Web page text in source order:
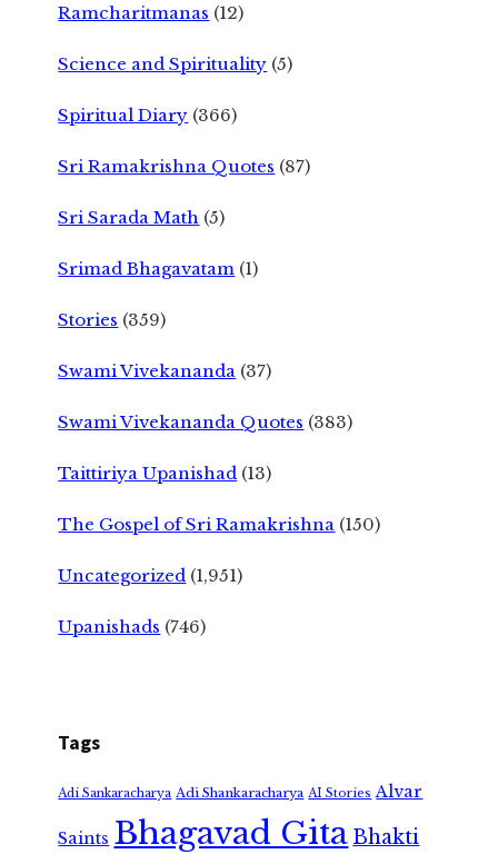
Ramcharitmanas (12)
Science and Spirituality (5)
Spiritual Diary (366)
Sri Ramakrishna Quotes (87)
Sri Sarada Math (5)
Srimad Bhagavatam (1)
Stories (359)
Swami Vivekananda (37)
Swami Vivekananda Quotes (383)
Taittiriya Upanishad (13)
The Gospel of Sri Ramakrishna (150)
Uncategorized (1,951)
Upanishads (746)
Tags
Adi Sankaracharya Adi Shankaracharya AI Stories Alvar
Saints Bhagavad GitaBhakti